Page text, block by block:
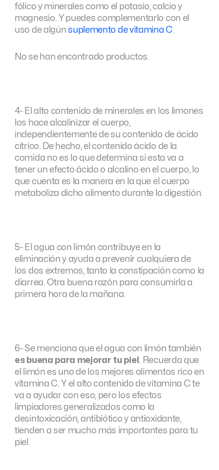
fólico y minerales como el potasio, calcio y
magnesio. Y puedes complementarlo con el
uso de algún suplemento de vitamina C.
No se han encontrado productos.
4- El alto contenido de minerales en los limones
los hace alcalinizar el cuerpo,
independientemente de su contenido de ácido
cítrico. De hecho, el contenido ácido de la
comida no es lo que determina si esta va a
tener un efecto ácido o alcalino en el cuerpo, lo
que cuenta es la manera en la que el cuerpo
metaboliza dicho alimento durante la digestión.
5- El agua con limón contribuye en la
eliminación y ayuda a prevenir cualquiera de
los dos extremos, tanto la constipación como la
diarrea. Otra buena razón para consumirla a
primera hora de la mañana.
6- Se menciona que el agua con limón también
es buena para mejorar tu piel . Recuerda que
el limón es uno de los mejores alimentos rico en
vitamina C. Y el alto contenido de vitamina C te
va a ayudar con eso, pero los efectos
limpiadores generalizados como la
desintoxicación, antibiótico y antioxidante,
tienden a ser mucho más importantes para tu
piel.